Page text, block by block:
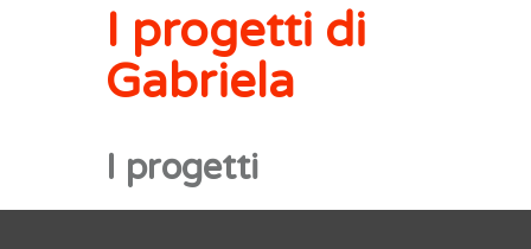
I progetti di
Gabriela
I progetti